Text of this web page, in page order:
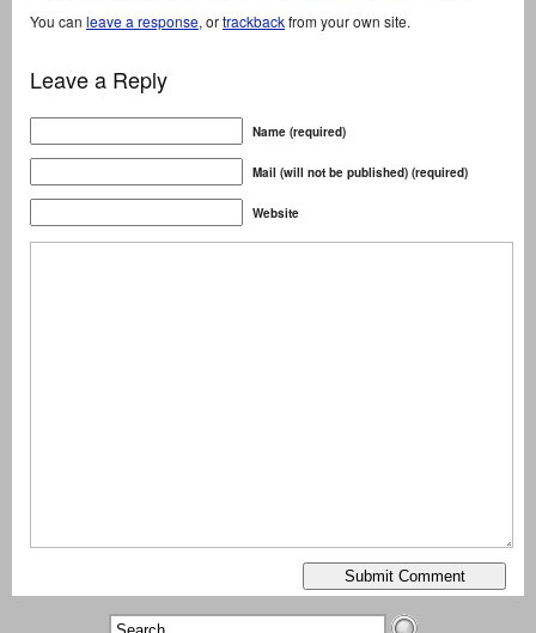
You can leave a response, ortrackbackfrom your own site.
Leave a Reply
Name (required)
Mail (will not be published) (required)
Website